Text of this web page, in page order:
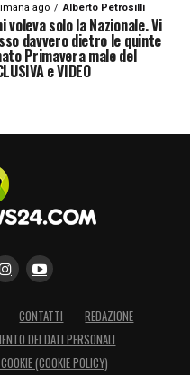
ago Alberto Petrosilli
solo la Nazionale. Vi
davvero dietro le quinte
Primavera male del
e VIDEO
CONTATTI
REDAZIONE
DEI DATI PERSONALI
(COOKIE POLICY)